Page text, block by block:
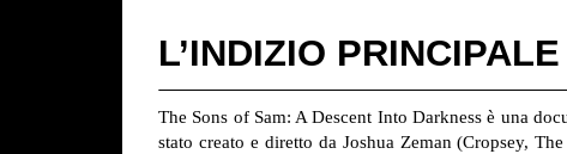
L’INDIZIO
The Sons of Sam: A Descent Into Darkness è una
stato creato e diretto da Joshua Zeman (Cropsey,